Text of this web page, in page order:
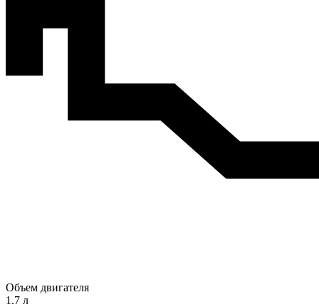
Объем двигателя
1.7 л